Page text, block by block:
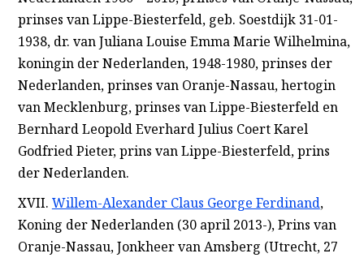
prinses van Lippe-Biesterfeld, geb. Soestdijk 31-01-
1938, dr. van Juliana Louise Emma Marie Wilhelmina,
koningin der Nederlanden, 1948-1980, prinses der
Nederlanden, prinses van Oranje-Nassau, hertogin
van Mecklenburg, prinses van Lippe-Biesterfeld en
Bernhard Leopold Everhard Julius Coert Karel
Godfried Pieter, prins van Lippe-Biesterfeld, prins
der Nederlanden.
XVII. Willem-Alexander Claus George Ferdinand,
Koning der Nederlanden (30 april 2013-), Prins van
Oranje-Nassau, Jonkheer van Amsberg (Utrecht, 27